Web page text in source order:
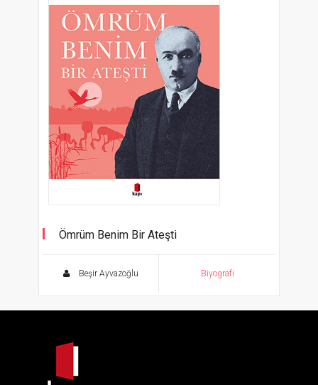
Ömrüm Benim Bir Ateşti
Beşir Ayvazoğlu Biyografi